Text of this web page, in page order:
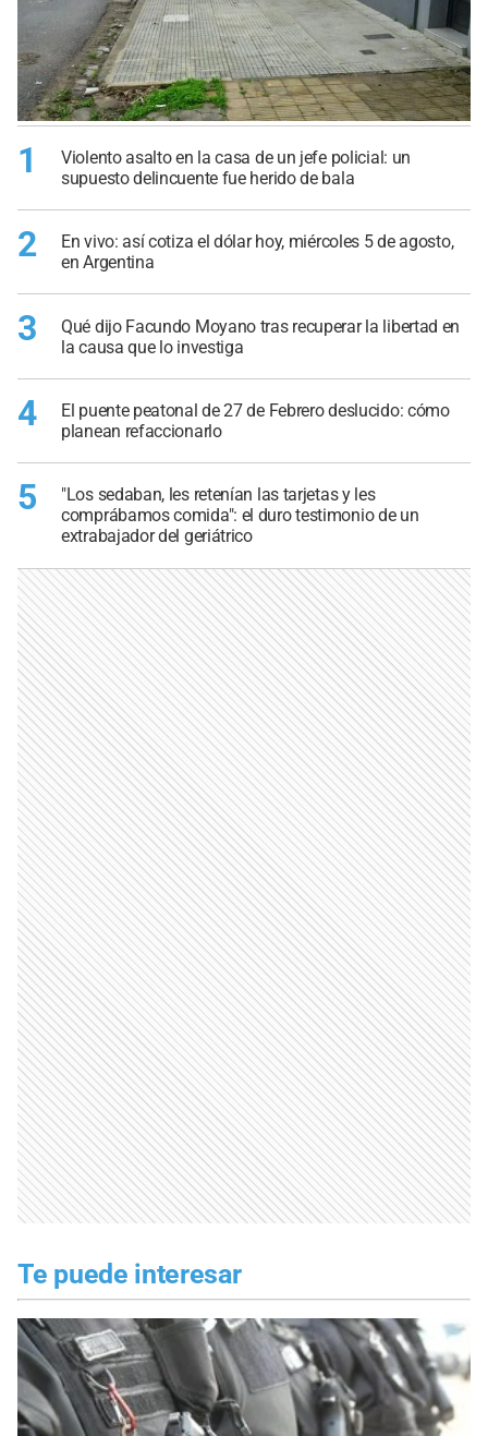
1
Violento asalto en la casa de un jefe policial: un
supuesto delincuente fue herido de bala
2
En vivo: así cotiza el dólar hoy, miércoles 5 de agosto,
en Argentina
3
Qué dijo Facundo Moyano tras recuperar la libertad en
la causa que lo investiga
4
El puente peatonal de 27 de Febrero deslucido: cómo
planean refaccionarlo
5
"Los sedaban, les retenían las tarjetas y les
comprábamos comida": el duro testimonio de un
extrabajador del geriátrico
Te puede interesar